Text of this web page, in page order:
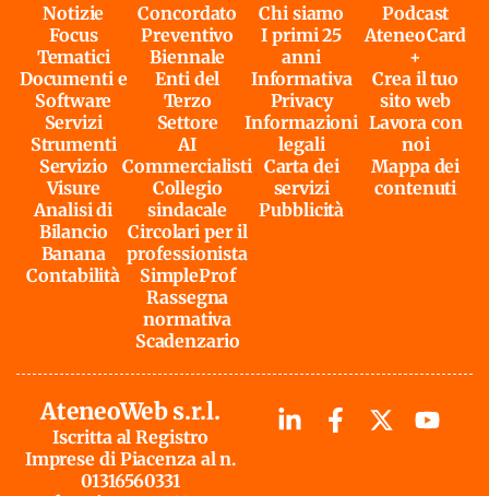
Notizie
Focus
Tematici
Documenti e
Software
Servizi
Strumenti
Servizio
Visure
Analisi di
Bilancio
Banana
Contabilità
Concordato
Preventivo
Biennale
Enti del
Terzo
Settore
AI
Commercialisti
Collegio
sindacale
Circolari per il
professionista
SimpleProf
Rassegna
normativa
Scadenzario
Chi siamo
I primi 25
anni
Informativa
Privacy
Informazioni
legali
Carta dei
servizi
Pubblicità
Podcast
AteneoCard
+
Crea il tuo
sito web
Lavora con
noi
Mappa dei
contenuti
AteneoWeb s.r.l.
Iscritta al Registro
Imprese di Piacenza al n.
01316560331